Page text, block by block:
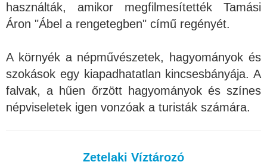
használták, amikor megfilmesítették Tamási
Áron "Ábel a rengetegben" című regényét.
A környék a népművészetek, hagyományok és
szokások egy kiapadhatatlan kincsesbányája. A
falvak, a hűen őrzött hagyományok és színes
népviseletek igen vonzóak a turisták számára.
Zetelaki Víztározó